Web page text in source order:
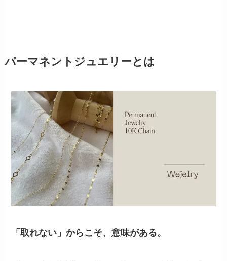
パーマネントジュエリーとは
「取れない」からこそ、意味がある。